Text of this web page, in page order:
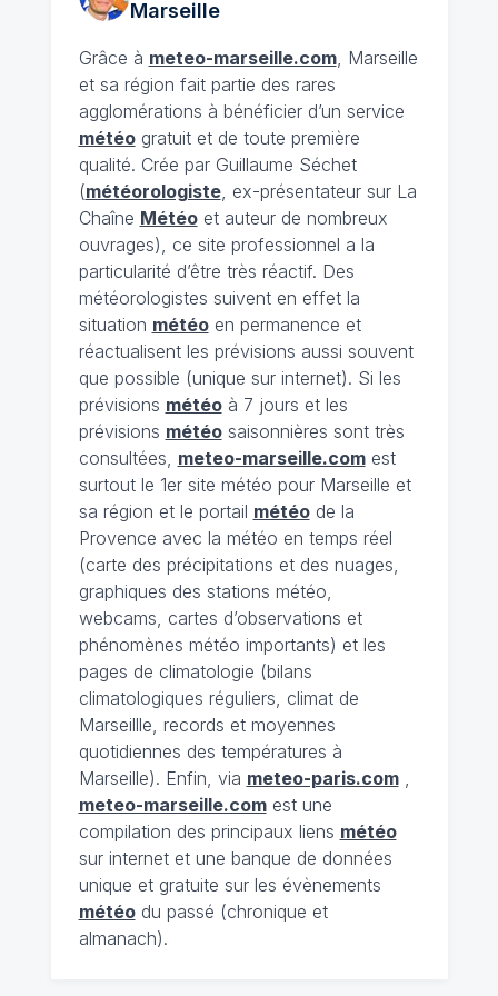
Marseille
Grâce à meteo-marseille.com, Marseille
et sa région fait partie des rares
agglomérations à bénéficier d’un service
météogratuit et de toute première
qualité. Crée par Guillaume Séchet
(météorologiste, ex-présentateur sur La
Chaîne Météoet auteur de nombreux
ouvrages), ce site professionnel a la
particularité d’être très réactif. Des
météorologistes suivent en effet la
situation météoen permanence et
réactualisent les prévisions aussi souvent
que possible (unique sur internet). Si les
prévisions météoà 7 jours et les
prévisions météosaisonnières sont très
consultées, meteo-marseille.comest
surtout le 1er site météo pour Marseille et
sa région et le portail météode la
Provence avec la météo en temps réel
(carte des précipitations et des nuages,
graphiques des stations météo,
webcams, cartes d’observations et
phénomènes météo importants) et les
pages de climatologie (bilans
climatologiques réguliers, climat de
Marseillle, records et moyennes
quotidiennes des températures à
Marseille). Enfin, via meteo-paris.com,
meteo-marseille.comest une
compilation des principaux liens météo
sur internet et une banque de données
unique et gratuite sur les évènements
météodu passé (chronique et
almanach).